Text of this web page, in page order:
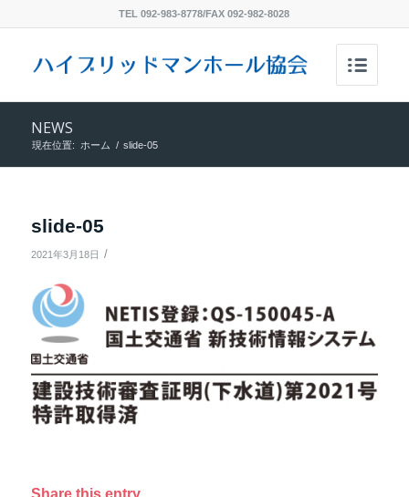
TEL 092-983-8778/FAX 092-982-8028
NEWS
現在位置: ホーム / slide-05
slide-05
2021年3月18日 /
Share this entry